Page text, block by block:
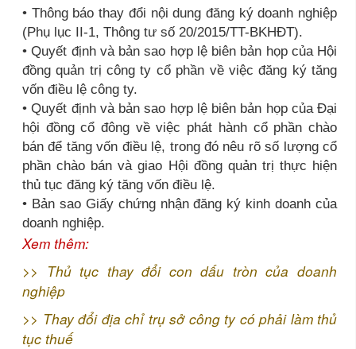
• Thông báo thay đổi nội dung đăng ký doanh nghiệp
(Phụ lục II-1, Thông tư số 20/2015/TT-BKHĐT).
• Quyết định và bản sao hợp lệ biên bản họp của Hội
đồng quản trị công ty cổ phần về việc đăng ký tăng
vốn điều lệ công ty.
• Quyết định và bản sao hợp lệ biên bản họp của Đại
hội đồng cổ đông về việc phát hành cổ phần chào
bán để tăng vốn điều lệ, trong đó nêu rõ số lượng cổ
phần chào bán và giao Hội đồng quản trị thực hiện
thủ tục đăng ký tăng vốn điều lệ.
• Bản sao Giấy chứng nhận đăng ký kinh doanh của
doanh nghiệp.
Xem thêm:
>> Thủ tục thay đổi con dấu tròn của doanh
nghiệp
>> Thay đổi địa chỉ trụ sở công ty có phải làm thủ
tục thuế